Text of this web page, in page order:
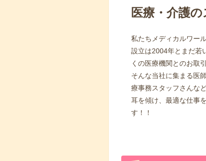
医療・介護
私たちメディカルワー
設立は2004年とまだ若
くの医療機関とのお取
そんな当社に集まる医
療事務スタッフさんな
耳を傾け、最適な仕事
す！！